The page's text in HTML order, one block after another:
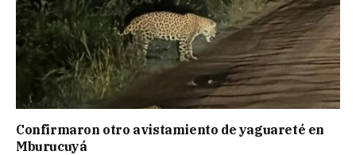
Confirmaron otro avistamiento de yaguareté en
Mburucuyá